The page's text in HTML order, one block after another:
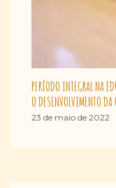
PERÍODO INTEGRAL NA
O DESENVOLVIMENTO DA
23 de maio de 2022